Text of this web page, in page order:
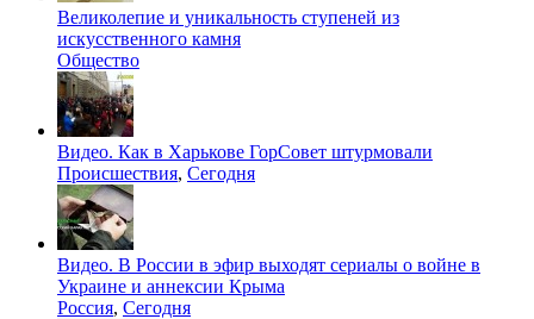
Великолепие и уникальность ступеней из
искусственного камня
Общество
Видео. Как в Харькове ГорСовет штурмовали
Происшествия, Сегодня
Видео. В России в эфир выходят сериалы о войне в
Украине и аннексии Крыма
Россия, Сегодня